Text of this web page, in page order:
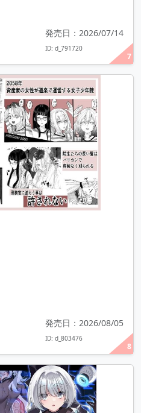
7
発売日：2026/07/14
ID: d_791720
8
発売日：2026/08/05
ID: d_803476